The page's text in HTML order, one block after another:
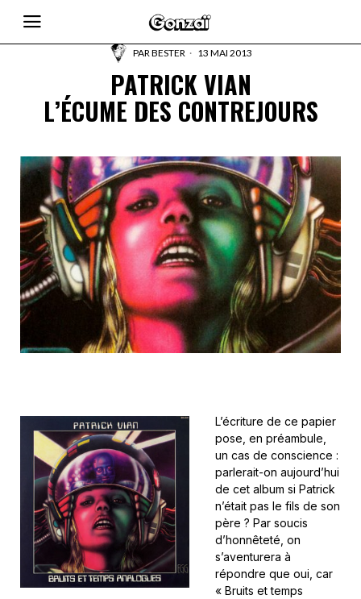
PARBESTER 13 MAI 2013
PATRICK VIAN
L’ÉCUME DES CONTREJOURS
L’écriture de ce papier
pose, en préambule,
un cas de conscience :
parlerait-on aujourd’hui
de cet album si Patrick
n’était pas le fils de son
père ? Par soucis
d’honnêteté, on
s’aventurera à
répondre que oui, car
« Bruits et temps